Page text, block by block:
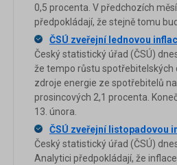
0,5 procenta. V předchozích
předpokládají, že stejně tomu
ČSÚ zveřejní lednovou
Český statistický úřad (ČSÚ)
že tempo růstu spotřebitelských
zdroje energie ze spotřebitelů
prosincových 2,1 procenta.
13. února.
ČSÚ zveřejní listopadovou
Český statistický úřad (ČSÚ)
Analytici předpokládají, že